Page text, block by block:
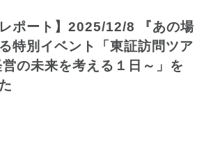
レポート】2025/12/8 『あの場
特別イベント「東証訪問ツア
の未来を考える１日～」を